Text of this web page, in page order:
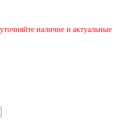
наличие и актуальные